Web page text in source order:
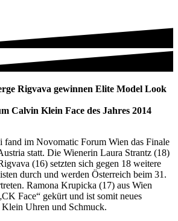
Rigvava gewinnen Elite Model Look
Calvin Klein Face des Jahres 2014
fand im Novomatic Forum Wien das Finale
statt. Die Wienerin Laura Strantz (18)
(16) setzten sich gegen 18 weitere
durch und werden Österreich beim 31.
Ramona Krupicka (17) aus Wien
Face“ gekürt und ist somit neues
Uhren und Schmuck.